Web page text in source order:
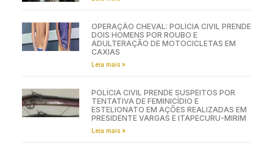
OPERAÇÃO CHEVAL: POLÍCIA CIVIL PRENDE
DOIS HOMENS POR ROUBO E
ADULTERAÇÃO DE MOTOCICLETAS EM
CAXIAS
Leia mais »
POLÍCIA CIVIL PRENDE SUSPEITOS POR
TENTATIVA DE FEMINICÍDIO E
ESTELIONATO EM AÇÕES REALIZADAS EM
PRESIDENTE VARGAS E ITAPECURU-MIRIM
Leia mais »